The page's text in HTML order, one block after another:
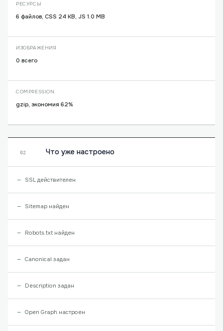
РЕСУРСЫ
6 файлов, CSS 24 KB, JS 1.0 MB
ИЗОБРАЖЕНИЯ
0 всего
COMPRESSION
gzip, экономия 62%
02 Что уже настроено
SSL действителен
Sitemap найден
Robots.txt найден
Canonical задан
Description задан
Open Graph настроен